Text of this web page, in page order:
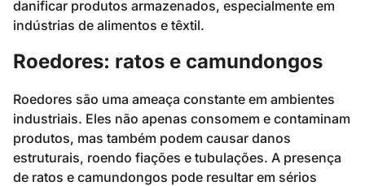
danificar produtos armazenados, especialmente em
indústrias de alimentos e têxtil.
Roedores: ratos e camundongos
Roedores são uma ameaça constante em ambientes
industriais. Eles não apenas consomem e contaminam
produtos, mas também podem causar danos
estruturais, roendo fiações e tubulações. A presença
de ratos e camundongos pode resultar em sérios